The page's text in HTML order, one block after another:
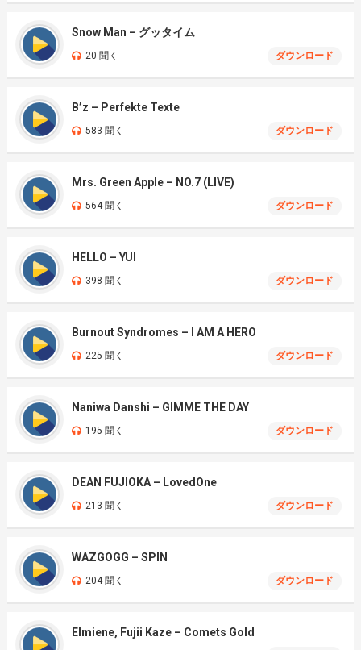
Snow Man – グッタイム
20 聞く ダウンロード
B’z – Perfekte Texte
583 聞く ダウンロード
Mrs. Green Apple – NO.7 (LIVE)
564 聞く ダウンロード
HELLO – YUI
398 聞く ダウンロード
Burnout Syndromes – I AM A HERO
225 聞く ダウンロード
Naniwa Danshi – GIMME THE DAY
195 聞く ダウンロード
DEAN FUJIOKA – LovedOne
213 聞く ダウンロード
WAZGOGG – SPIN
204 聞く ダウンロード
Elmiene, Fujii Kaze – Comets Gold